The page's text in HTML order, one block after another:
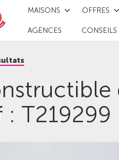
MAISONS OFFRES
AGENCES CONSEILS
: T219299